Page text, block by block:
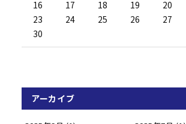
16
17 18 19 20
23
24 25 26 27
30
アーカイブ